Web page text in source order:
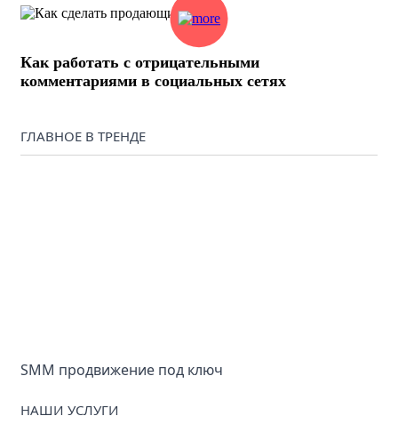
Как работать с отрицательными
комментариями в социальных сетях
ГЛАВНОЕ В ТРЕНДЕ
SMM продвижение под ключ
НАШИ УСЛУГИ